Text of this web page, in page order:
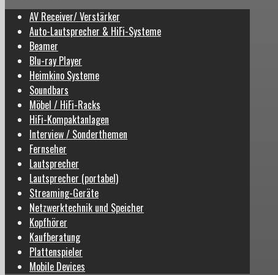
AV Receiver/ Verstärker
Auto-Lautsprecher & HiFi-Systeme
Beamer
Blu-ray Player
Heimkino Systeme
Soundbars
Möbel / HiFi-Racks
HiFi-Kompaktanlagen
Interview / Sonderthemen
Fernseher
Lautsprecher
Lautsprecher (portabel)
Streaming-Geräte
Netzwerktechnik und Speicher
Kopfhörer
Kaufberatung
Plattenspieler
Mobile Devices